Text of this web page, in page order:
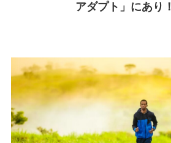
アダプト」にあり！